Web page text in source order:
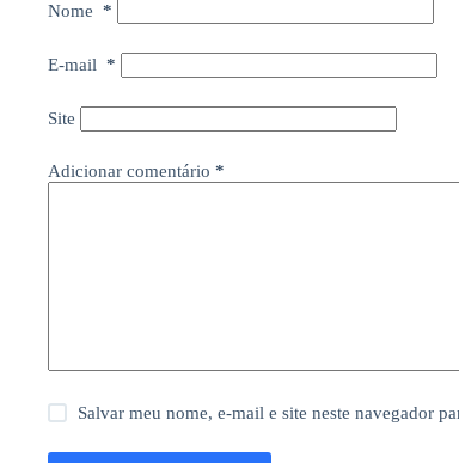
Nome *
E-mail *
Site
Adicionar comentário *
Salvar meu nome, e-mail e site neste navegador